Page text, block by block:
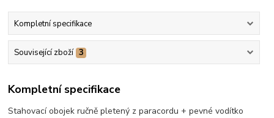
Kompletní specifikace
Související zboží 3
Kompletní specifikace
Stahovací obojek ručně pletený z paracordu + pevné vodítko